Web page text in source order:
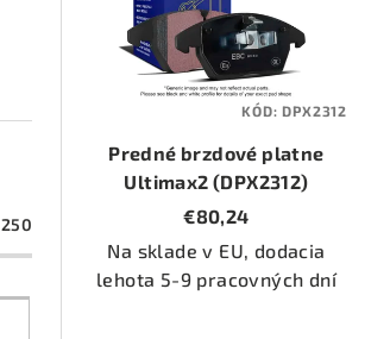
250
u
d
Predné brzdové platne
Ultimax2 (DPX2312)
€80,24
Na sklade v EU, dodacia
lehota 5-9 pracovných dní
KÓD:DPX2312